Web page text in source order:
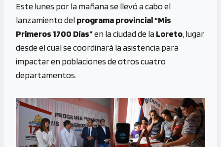
b
o
o
k
se
n
g
er
py
Li
n
k
gr
a
m
at
s
A
p
Este lunes por la mañana se llevó a cabo el
lanzamiento delprograma provincial “Mis
Primeros 1700 Días”en la ciudad de laLoreto , lugar
desde el cual se coordinará la asistencia para
impactar en poblaciones de otros cuatro
departamentos.